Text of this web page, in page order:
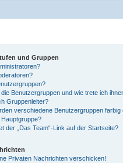
und Gruppen
Benutzergruppen und wie trete ich
Gruppenleiter?
verschiedene Benutzergruppen farbig
der „Das Team“-Link auf der Startseite?
Privaten Nachrichten verschicken!